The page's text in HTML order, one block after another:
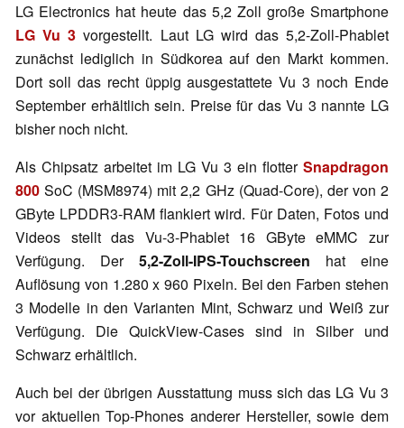
LG Electronics hat heute das 5,2 Zoll große Smartphone
LG Vu 3 vorgestellt. Laut LG wird das 5,2-Zoll-Phablet
zunächst lediglich in Südkorea auf den Markt kommen.
Dort soll das recht üppig ausgestattete Vu 3 noch Ende
September erhältlich sein. Preise für das Vu 3 nannte LG
bisher noch nicht.
Als Chipsatz arbeitet im LG Vu 3 ein flotter Snapdragon
800 SoC (MSM8974) mit 2,2 GHz (Quad-Core), der von 2
GByte LPDDR3-RAM flankiert wird. Für Daten, Fotos und
Videos stellt das Vu-3-Phablet 16 GByte eMMC zur
Verfügung. Der 5,2-Zoll-IPS-Touchscreen hat eine
Auflösung von 1.280 x 960 Pixeln. Bei den Farben stehen
3 Modelle in den Varianten Mint, Schwarz und Weiß zur
Verfügung. Die QuickView-Cases sind in Silber und
Schwarz erhältlich.
Auch bei der übrigen Ausstattung muss sich das LG Vu 3
vor aktuellen Top-Phones anderer Hersteller, sowie dem